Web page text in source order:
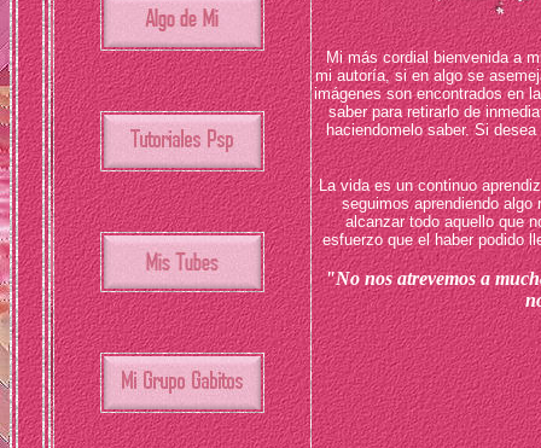
Mi más cordial bienvenida a
mi autoría, si en algo se
imágenes son encontrados en
saber para retirarlo de
haciendomelo saber. Si
La vida es un continuo
seguimos aprendiendo
alcanzar todo aquello que
esfuerzo que el haber podido
"No nos atrevemos a